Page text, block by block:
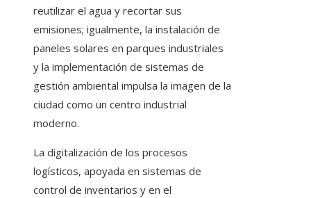
reutilizar el agua y recortar sus
emisiones; igualmente, la instalación de
paneles solares en parques industriales
y la implementación de sistemas de
gestión ambiental impulsa la imagen de la
ciudad como un centro industrial
moderno.
La digitalización de los procesos
logísticos, apoyada en sistemas de
control de inventarios y en el